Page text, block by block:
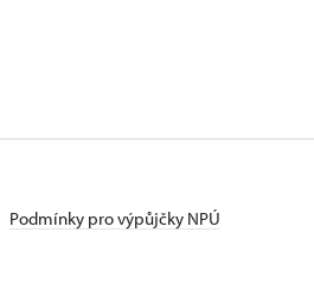
Podmínky pro výpůjčky NPÚ